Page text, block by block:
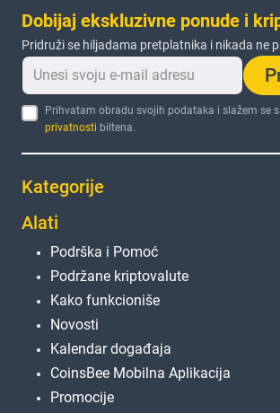
Dobijaj ekskluzivne ponude i
Pridruži se hiljadama pretplatnika i nikada ne
Prihvatam obradu svojih podataka i slažem se
privatnosti biltena.
Kategorije
Alati
Podrška i Pomoć
Podržane kriptovalute
Kako funkcioniše
Novosti
Kalendar događaja
CoinsBee Mobilna Aplikacija
Promocije